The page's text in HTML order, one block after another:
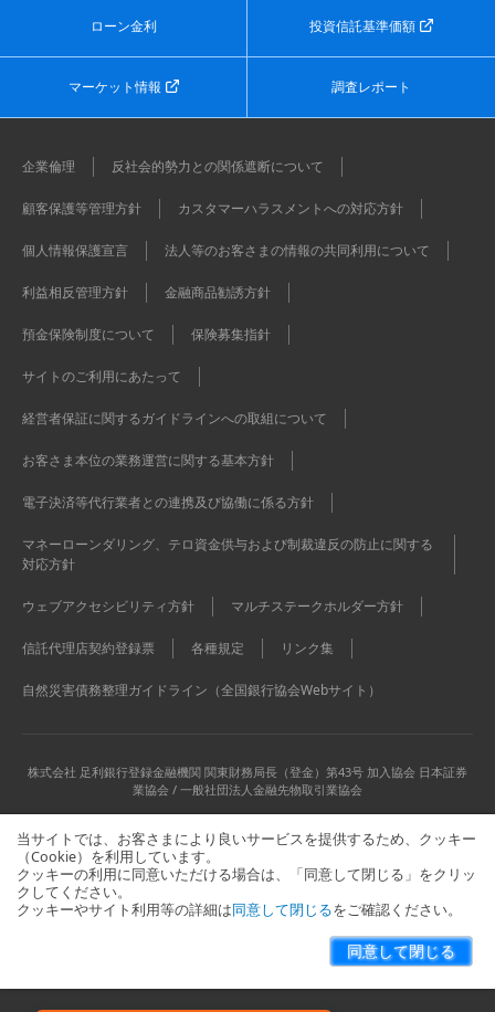
ローン金利 投資信託基準価額
マーケット情報 調査レポート
企業倫理 反社会的勢力との関係遮断について
顧客保護等管理方針 カスタマーハラスメントへの対応方針
個人情報保護宣言 法人等のお客さまの情報の共同利用について
利益相反管理方針 金融商品勧誘方針
預金保険制度について 保険募集指針
サイトのご利用にあたって
経営者保証に関するガイドラインへの取組について
お客さま本位の業務運営に関する基本方針
電子決済等代行業者との連携及び協働に係る方針
マネーローンダリング、テロ資金供与および制裁違反の防止に関する
対応方針
ウェブアクセシビリティ方針 マルチステークホルダー方針
信託代理店契約登録票 各種規定 リンク集
自然災害債務整理ガイドライン（全国銀行協会Webサイト）
株式会社 足利銀行登録金融機関 関東財務局長（登金）第43号 加入協会 日本証券
業協会 / 一般社団法人金融先物取引業協会
Copyright © The Ashikaga Bank, Ltd. All Rights Reserved.
当サイトでは、お客さまにより良いサービスを提供するため、クッキー
（Cookie）を利用しています。
クッキーの利用に同意いただける場合は、「同意して閉じる」をクリッ
クしてください。
クッキーやサイト利用等の詳細は同意して閉じるをご確認ください。
同意して閉じる